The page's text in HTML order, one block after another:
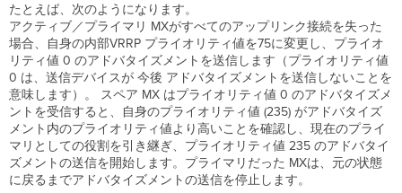
バ
ー
そ
の
他
の
フ
ェ
イ
ル
オ
たとえば、次のようになります。
アクティブ／プライマリ MXがすべてのアップリンク接続を失った
場合、自身の内部VRRP プライオリティ値を75に変更し、プライオ
リティ値 0 のアドバタイズメントを送信します（プライオリティ値
0 は、送信デバイスが 今後 アドバタイズメントを送信しないことを
意味します）。 スペア MX はプライオリティ値 0 のアドバタイズメ
ントを受信すると、自身のプライオリティ値 (235) がアドバタイズ
メント内のプライオリティ値より高いことを確認し、現在のプライ
マリとしての役割を引き継ぎ、プライオリティ値 235 のアドバタイ
ズメントの送信を開始します。プライマリだった MXは、元の状態
に戻るまでアドバタイズメントの送信を停止します。